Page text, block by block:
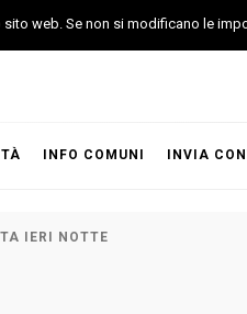
INFO COMUNI INVIA
IERI NOTTE
web. Se non si modificano le